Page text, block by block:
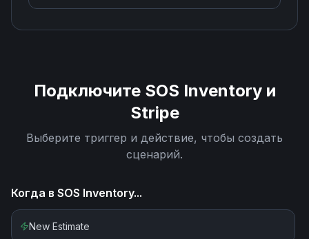
Подключите SOS Inventoryи
Stripe
Выберите триггер и действие, чтобы создать
сценарий.
Когда в SOS Inventory...
New Estimate